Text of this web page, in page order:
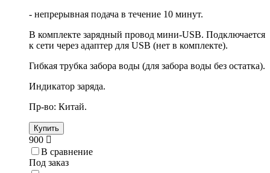
- непрерывная подача в течение 10 минут.
В комплекте зарядный провод мини-USB. Подключается
к сети через адаптер для USB (нет в комплекте).
Гибкая трубка забора воды (для забора воды без остатка).
Индикатор заряда.
Пр-во: Китай.
Купить
900
В сравнение
Под заказ